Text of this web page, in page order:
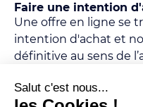
Faire une intention
Une offre en ligne se
intention d'achat et
définitive au sens de
l'agence.